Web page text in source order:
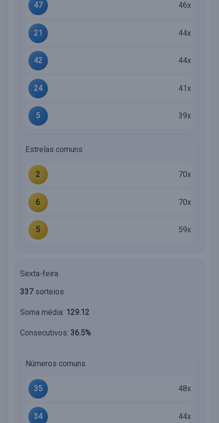
47 46x
21 44x
42 44x
24 41x
5 39x
Estrelas comuns
2 70x
6 70x
5 59x
Sexta-feira
337sorteios
Soma média: 129.12
Consecutivos: 36.5%
Números comuns
35 48x
34 44x